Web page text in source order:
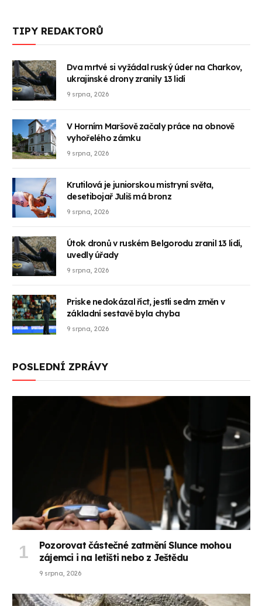
TIPY REDAKTORŮ
Dva mrtvé si vyžádal ruský úder na Charkov,
ukrajinské drony zranily 13 lidí
9 srpna, 2026
V Horním Maršově začaly práce na obnově
vyhořelého zámku
9 srpna, 2026
Krutilová je juniorskou mistryní světa,
desetibojař Juliš má bronz
9 srpna, 2026
Útok dronů v ruském Belgorodu zranil 13 lidí,
uvedly úřady
9 srpna, 2026
Priske nedokázal říct, jestli sedm změn v
základní sestavě byla chyba
9 srpna, 2026
POSLEDNÍ ZPRÁVY
Pozorovat částečné zatmění Slunce mohou
zájemci i na letišti nebo z Ještědu
9 srpna, 2026